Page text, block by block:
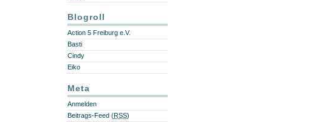
Blogroll
Action 5 Freiburg e.V.
Basti
Cindy
Eiko
Meta
Anmelden
Beitrags-Feed (RSS)